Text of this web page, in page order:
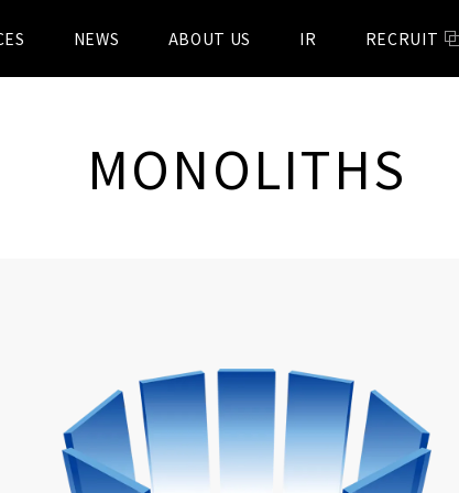
NEWS ABOUT US IR RECRUIT
MONOLITHS